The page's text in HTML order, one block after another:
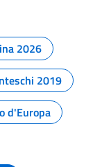
2026
2019
d'Europa